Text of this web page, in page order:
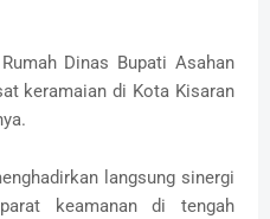
Dinas Bupati Asahan
keramaian di Kota Kisaran
langsung sinergi
keamanan di tengah